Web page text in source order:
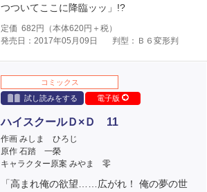
つついてここに降臨ッッ」!?
定価 682 円（本体620円＋税）
発売日：2017年05月09日
判型：Ｂ６変形判
コミックス
試し読みをする
電子版
ハイスクールＤ×Ｄ 11
作画 みしま ひろじ
原作 石踏 一榮
キャラクター原案 みやま 零
「高まれ俺の欲望……広がれ！ 俺の夢の世